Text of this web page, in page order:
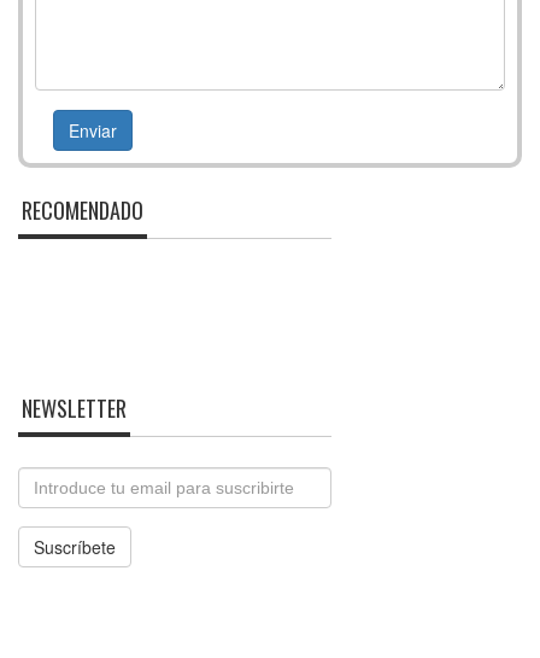
RECOMENDADO
NEWSLETTER
Email
Suscríbete